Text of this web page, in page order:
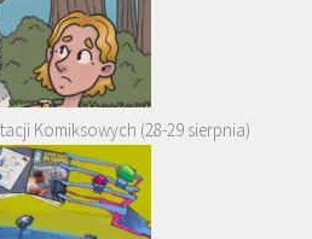
Komiksowych (28-29 sierpnia)